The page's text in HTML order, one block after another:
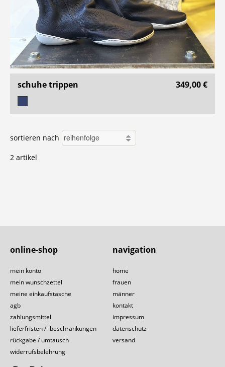
schuhe trippen 349,00 €
sortieren nach
2 artikel
navigation
home
frauen
männer
kontakt
impressum
datenschutz
versand
online-shop
mein konto
mein wunschzettel
meine einkaufstasche
agb
zahlungsmittel
lieferfristen / -beschränkungen
rückgabe / umtausch
widerrufsbelehrung